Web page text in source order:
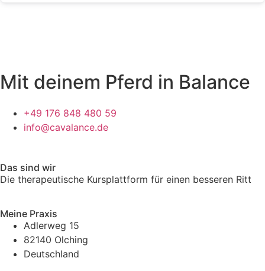
Mit deinem Pferd in Balance
+49 176 848 480 59
info@cavalance.de
Das sind wir
Die therapeutische Kursplattform für einen besseren Ritt
Meine Praxis
Adlerweg 15
82140 Olching
Deutschland